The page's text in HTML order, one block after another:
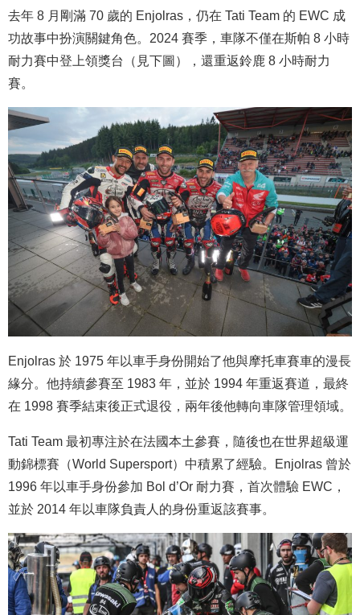
去年 8 月剛滿 70 歲的 Enjolras，仍在 Tati Team 的 EWC 成
功故事中扮演關鍵角色。2024 賽季，車隊不僅在斯帕 8 小時
耐力賽中登上領獎台（見下圖），還重返鈴鹿 8 小時耐力
賽。
Enjolras 於 1975 年以車手身份開始了他與摩托車賽車的漫長
緣分。他持續參賽至 1983 年，並於 1994 年重返賽道，最終
在 1998 賽季結束後正式退役，兩年後他轉向車隊管理領域。
Tati Team 最初專注於在法國本土參賽，隨後也在世界超級運
動錦標賽（World Supersport）中積累了經驗。Enjolras 曾於
1996 年以車手身份參加 Bol d’Or 耐力賽，首次體驗 EWC，
並於 2014 年以車隊負責人的身份重返該賽事。